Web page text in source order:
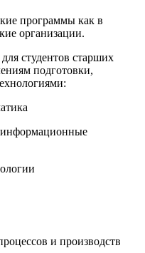
программы как в
организации.
студентов старших
подготовки,
и производств